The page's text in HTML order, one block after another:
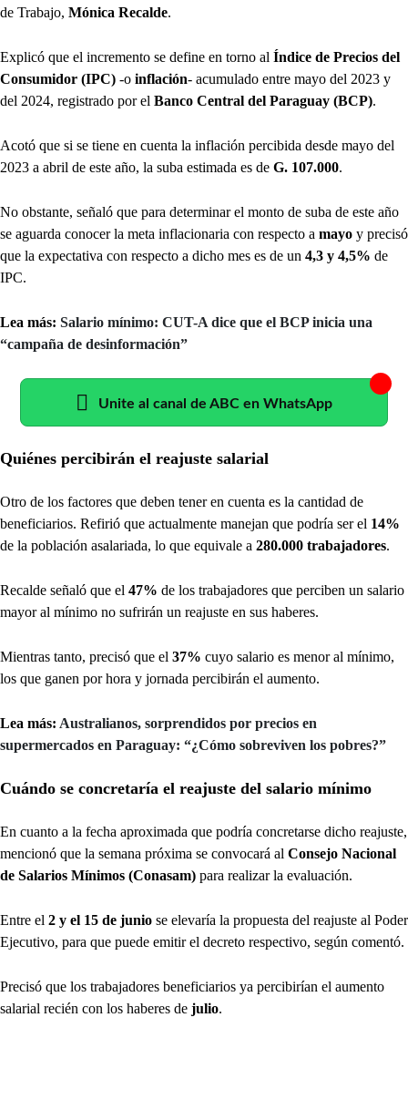
de Trabajo, Mónica Recalde.
Explicó que el incremento se define en torno al Índice de Precios del
Consumidor (IPC) -o inflación- acumulado entre mayo del 2023 y
del 2024, registrado por el Banco Central del Paraguay (BCP).
Acotó que si se tiene en cuenta la inflación percibida desde mayo del
2023 a abril de este año, la suba estimada es de G. 107.000.
No obstante, señaló que para determinar el monto de suba de este año
se aguarda conocer la meta inflacionaria con respecto a mayo y precisó
que la expectativa con respecto a dicho mes es de un 4,3 y 4,5% de
IPC.
Lea más: Salario mínimo: CUT-A dice que el BCP inicia una
“campaña de desinformación”
Unite al canal de ABC en WhatsApp
Quiénes percibirán el reajuste salarial
Otro de los factores que deben tener en cuenta es la cantidad de
beneficiarios. Refirió que actualmente manejan que podría ser el 14%
de la población asalariada, lo que equivale a 280.000 trabajadores.
Recalde señaló que el 47% de los trabajadores que perciben un salario
mayor al mínimo no sufrirán un reajuste en sus haberes.
Mientras tanto, precisó que el 37% cuyo salario es menor al mínimo,
los que ganen por hora y jornada percibirán el aumento.
Lea más: Australianos, sorprendidos por precios en
supermercados en Paraguay: “¿Cómo sobreviven los pobres?”
Cuándo se concretaría el reajuste del salario mínimo
En cuanto a la fecha aproximada que podría concretarse dicho reajuste,
mencionó que la semana próxima se convocará al Consejo Nacional
de Salarios Mínimos (Conasam) para realizar la evaluación.
Entre el 2 y el 15 de junio se elevaría la propuesta del reajuste al Poder
Ejecutivo, para que puede emitir el decreto respectivo, según comentó.
Precisó que los trabajadores beneficiarios ya percibirían el aumento
salarial recién con los haberes de julio.